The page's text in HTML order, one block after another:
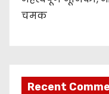
चमक
Recent